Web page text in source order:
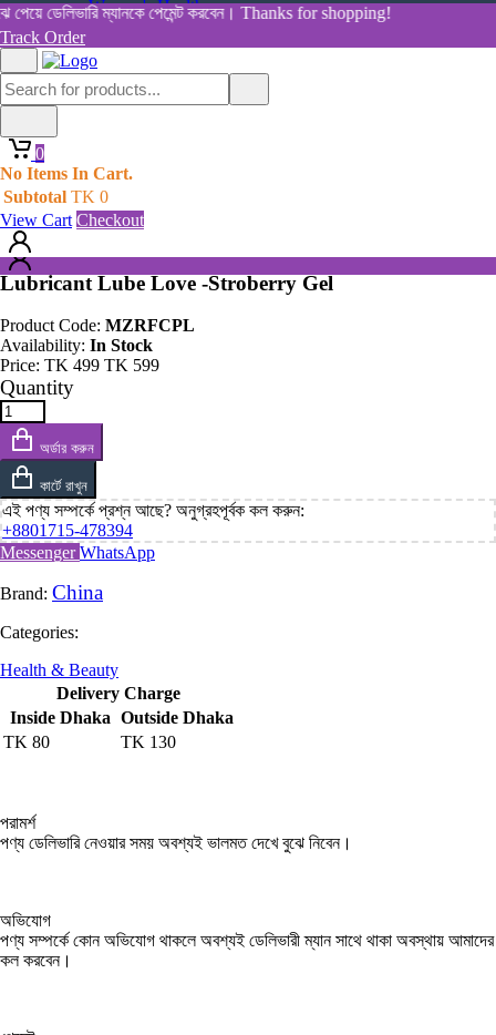
ডেলিভারি ম্যানকে পেমেন্ট করবেন। Thanks for shopping!
Track Order
0
No Items In Cart.
Subtotal TK 0
View Cart Checkout
Women's Health
View All Categories
Shop By Category
Home
0
No Items In Cart.
Subtotal TK0
View Cart
Lubricant Lube Love -Stroberry Gel
Lubricant Lube Love -Stroberry Gel
Product Code: MZRFCPL
Availability: In Stock
Price: TK 499 TK 599
Quantity
অর্ডার করুন
কার্টে রাখুন
এই পণ্য সম্পর্কে প্রশ্ন আছে? অনুগ্রহপূর্বক কল করুন:
+8801715-478394
MessengerWhatsApp
Brand: China
Categories:
Health & Beauty
Delivery Charge
Inside Dhaka Outside Dhaka
TK 80 TK 130
পরামর্শ
পণ্য ডেলিভারি নেওয়ার সময় অবশ্যই ভালমত দেখে বুঝে নিবেন।
অভিযোগ
পণ্য সম্পর্কে কোন অভিযোগ থাকলে অবশ্যই ডেলিভারী ম্যান সাথে থাকা অবস্থায় আমাদের
কল করবেন।